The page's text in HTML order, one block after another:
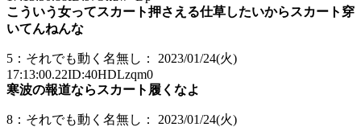
こういう女ってスカート押さえる仕草したいからスカート穿
いてんねんな
5：それでも動く名無し： 2023/01/24(火)
17:13:00.22ID:40HDLzqm0
寒波の報道ならスカート履くなよ
8：それでも動く名無し： 2023/01/24(火)